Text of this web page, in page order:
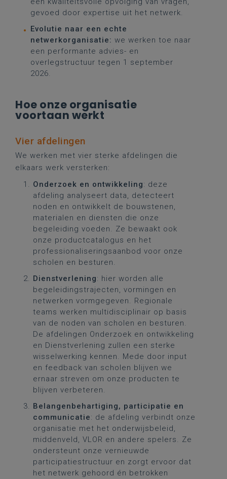
gevoed door expertise uit het netwerk.
Evolutie naar een echte
netwerkorganisatie: we werken toe naar
een performante advies- en
overlegstructuur tegen 1 september
2026.
Hoe onze organisatie
voortaan werkt
Vier afdelingen
We werken met vier sterke afdelingen die
elkaars werk versterken:
Onderzoek en ontwikkeling: deze
afdeling analyseert data, detecteert
noden en ontwikkelt de bouwstenen,
materialen en diensten die onze
begeleiding voeden. Ze bewaakt ook
onze productcatalogus en het
professionaliseringsaanbod voor onze
scholen en besturen.
Dienstverlening: hier worden alle
begeleidingstrajecten, vormingen en
netwerken vormgegeven. Regionale
teams werken multidisciplinair op basis
van de noden van scholen en besturen.
De afdelingen Onderzoek en ontwikkeling
en Dienstverlening zullen een sterke
wisselwerking kennen. Mede door input
en feedback van scholen blijven we
ernaar streven om onze producten te
blijven verbeteren.
Belangenbehartiging, participatie en
communicatie: de afdeling verbindt onze
organisatie met het onderwijsbeleid,
middenveld, VLOR en andere spelers. Ze
ondersteunt onze vernieuwde
participatiestructuur en zorgt ervoor dat
het netwerk gehoord én betrokken